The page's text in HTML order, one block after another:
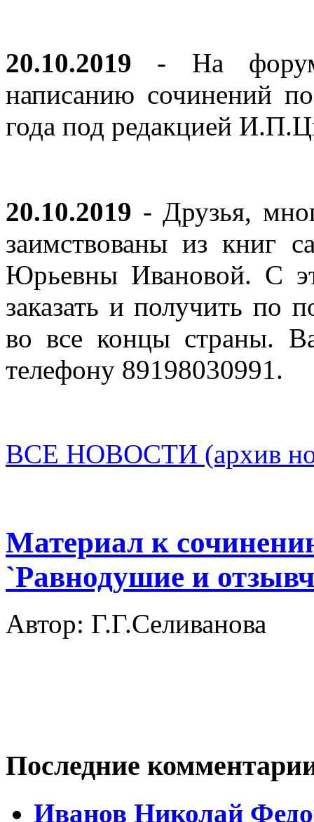
20.10.2019 - На
написанию сочинений
года под редакцией
20.10.2019 - Друзья,
заимствованы из книг
Юрьевны Ивановой. С
заказать и получить по
во все концы страны.
телефону 89198030991.
ВСЕ НОВОСТИ (архив
Материал к
`Равнодушие и
Автор: Г.Г.Селиванова
Последние
Иванов Николай